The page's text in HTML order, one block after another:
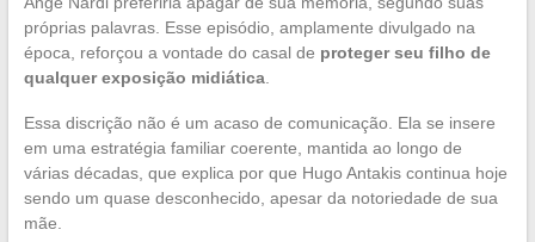
próprias palavras. Esse episódio, amplamente divulgado na
época, reforçou a vontade do casal de proteger seu filho de
qualquer exposição midiática.
Essa discrição não é um acaso de comunicação. Ela se insere
em uma estratégia familiar coerente, mantida ao longo de
várias décadas, que explica por que Hugo Antakis continua hoje
sendo um quase desconhecido, apesar da notoriedade de sua
mãe.